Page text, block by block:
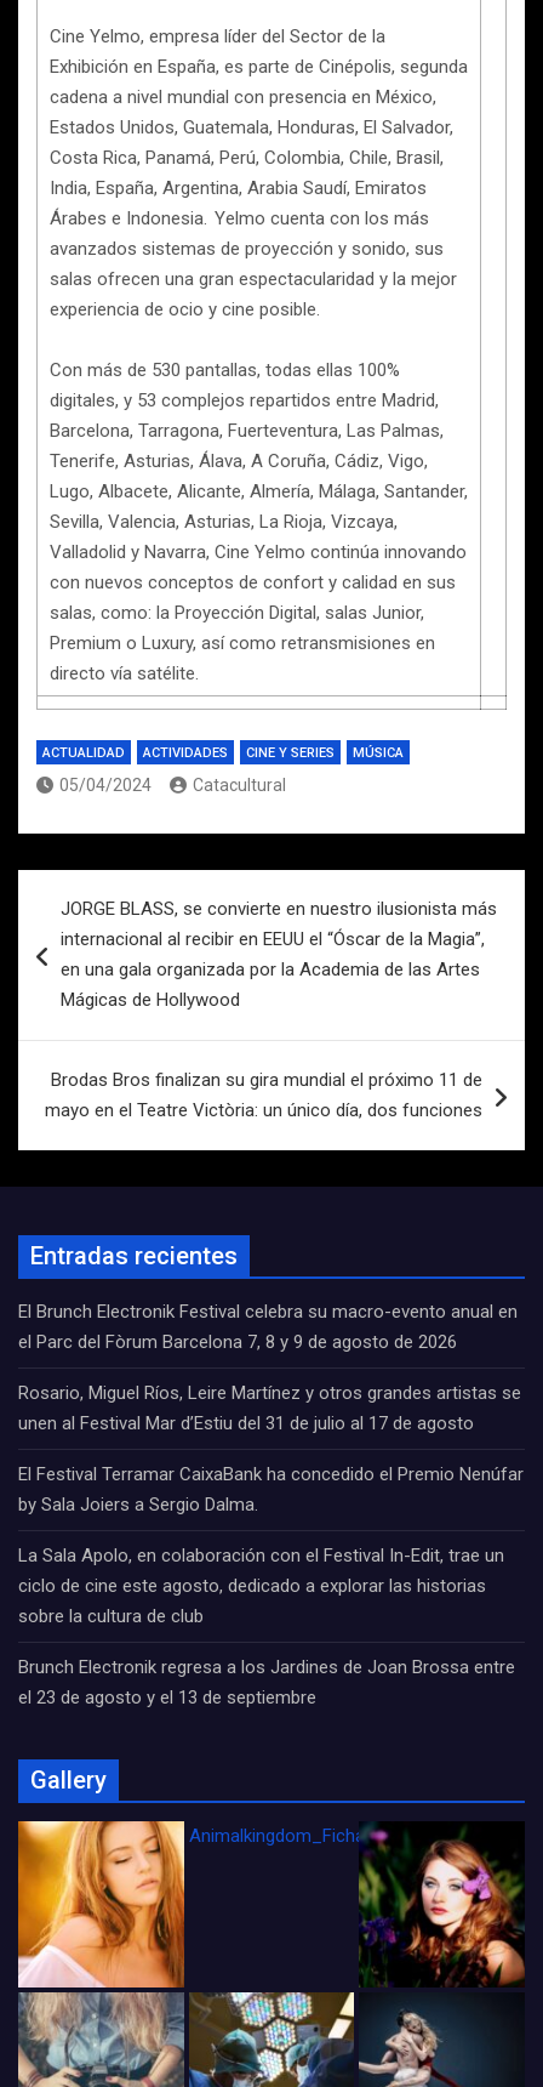
Cine Yelmo, empresa líder del Sector de la
Exhibición en España, es parte de Cinépolis, segunda
cadena a nivel mundial con presencia en México,
Estados Unidos, Guatemala, Honduras, El Salvador,
Costa Rica, Panamá, Perú, Colombia, Chile, Brasil,
India, España, Argentina, Arabia Saudí, Emiratos
Árabes e Indonesia. Yelmo cuenta con los más
avanzados sistemas de proyección y sonido, sus
salas ofrecen una gran espectacularidad y la mejor
experiencia de ocio y cine posible.
Con más de 530 pantallas, todas ellas 100%
digitales, y 53 complejos repartidos entre Madrid,
Barcelona, Tarragona, Fuerteventura, Las Palmas,
Tenerife, Asturias, Álava, A Coruña, Cádiz, Vigo,
Lugo, Albacete, Alicante, Almería, Málaga, Santander,
Sevilla, Valencia, Asturias, La Rioja, Vizcaya,
Valladolid y Navarra, Cine Yelmo continúa innovando
con nuevos conceptos de confort y calidad en sus
salas, como: la Proyección Digital, salas Junior,
Premium o Luxury, así como retransmisiones en
directo vía satélite.
ACTUALIDAD ACTIVIDADES CINE Y SERIES MÚSICA
05/04/2024 Catacultural
entradas
JORGE BLASS, se convierte en nuestro ilusionista más
internacional al recibir en EEUU el “Óscar de la Magia”,
en una gala organizada por la Academia de las Artes
Mágicas de Hollywood
Brodas Bros finalizan su gira mundial el próximo 11 de
mayo en el Teatre Victòria: un único día, dos funciones
Entradas recientes
El Brunch Electronik Festival celebra su macro-evento anual en
el Parc del Fòrum Barcelona 7, 8 y 9 de agosto de 2026
Rosario, Miguel Ríos, Leire Martínez y otros grandes artistas se
unen al Festival Mar d’Estiu del 31 de julio al 17 de agosto
El Festival Terramar CaixaBank ha concedido el Premio Nenúfar
by Sala Joiers a Sergio Dalma.
La Sala Apolo, en colaboración con el Festival In-Edit, trae un
ciclo de cine este agosto, dedicado a explorar las historias
sobre la cultura de club
Brunch Electronik regresa a los Jardines de Joan Brossa entre
el 23 de agosto y el 13 de septiembre
Gallery
Animalkingdom_FichaCine